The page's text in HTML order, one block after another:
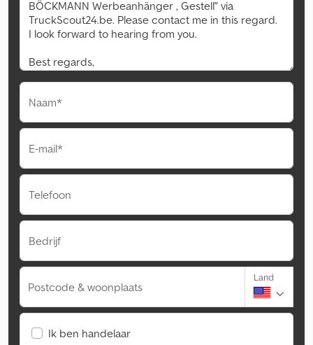
Naam*
E-mail*
Telefoon
Bedrijf
Postcode & woonplaats
Land
Ik ben handelaar